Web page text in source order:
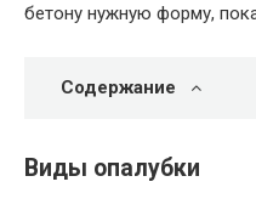
бетону нужную форму,
Содержание
Виды опалубки